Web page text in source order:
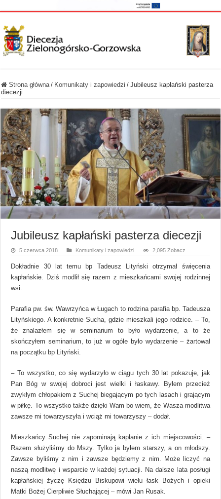
Strona główna / Komunikaty i zapowiedzi / Jubileusz kapłański pasterza
diecezji
Jubileusz kapłański pasterza diecezji
5 czerwca 2018 Komunikaty i zapowiedzi 2,095 Zobacz
Dokładnie 30 lat temu bp Tadeusz Lityński otrzymał święcenia
kapłańskie. Dziś modlił się razem z mieszkańcami swojej rodzinnej
wsi.
Parafia pw. św. Wawrzyńca w Ługach to rodzina parafia bp. Tadeusza
Lityńskiego. A konkretnie Sucha, gdzie mieszkali jego rodzice. – To,
że znalazłem się w seminarium to było wydarzenie, a to że
skończyłem seminarium, to już w ogóle było wydarzenie – żartował
na początku bp Lityński.
– To wszystko, co się wydarzyło w ciągu tych 30 lat pokazuje, jak
Pan Bóg w swojej dobroci jest wielki i łaskawy. Byłem przecież
zwykłym chłopakiem z Suchej biegającym po tych lasach i grającym
w piłkę. To wszystko także dzięki Wam bo wiem, że Wasza modlitwa
zawsze mi towarzyszyła i wciąż mi towarzyszy – dodał.
Mieszkańcy Suchej nie zapominają kapłanie z ich miejscowości. –
Razem służyliśmy do Mszy. Tylko ja byłem starszy, a on młodszy.
Zawsze byliśmy z nim i zawsze będziemy z nim. Może liczyć na
naszą modlitwę i wsparcie w każdej sytuacji. Na dalsze lata posługi
kapłańskiej życzę Księdzu Biskupowi wielu łask Bożych i opieki
Matki Bożej Cierpliwie Słuchającej – mówi Jan Rusak.